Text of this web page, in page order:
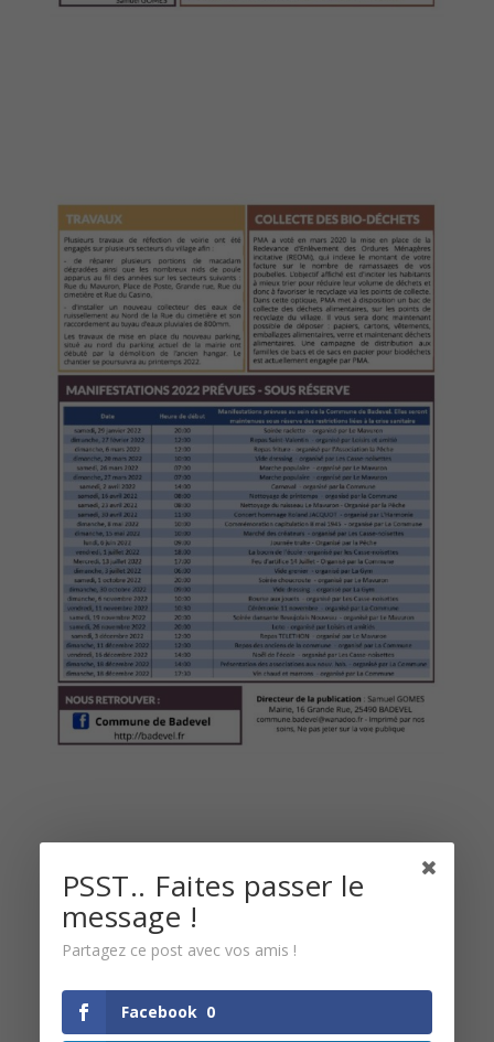
Articles récents
Petit Rapporteur – Décembre 2025
PSST.. Faites passer le
message !
Partagez ce post avec vos amis !
Facebook 0